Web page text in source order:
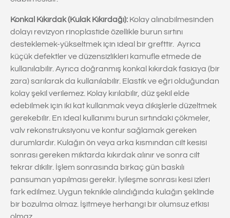
Konkal Kıkırdak (Kulak Kıkırdağı): Kolay alınabilmesinden
dolayı revizyon rinoplastide özellikle burun sırtını
desteklemek-yükseltmek için ideal bir grefttir. Ayrıca
küçük defektler ve düzensizlikleri kamufle etmede de
kullanılabilir. Ayrıca doğranmış konkal kıkırdak fasiaya (bir
zara) sarılarak da kullanılabilir. Elastik ve eğri olduğundan
kolay şekil verilemez. Kolay kırılabilir, düz şekil elde
edebilmek için iki kat kullanmak veya dikişlerle düzeltmek
gerekebilir. En ideal kullanımı burun sırtındaki çökmeler,
valv rekonstruksiyonu ve kontur sağlamak gereken
durumlardır. Kulağın ön veya arka kısmından cilt kesisi
sonrası gereken miktarda kıkırdak alınır ve sonra cilt
tekrar dikilir. İşlem sonrasında birkaç gün baskılı
pansuman yapılması gerekir. İyileşme sonrası kesi izleri
fark edilmez. Uygun teknikle alındığında kulağın şeklinde
bir bozulma olmaz. İşitmeye herhangi bir olumsuz etkisi